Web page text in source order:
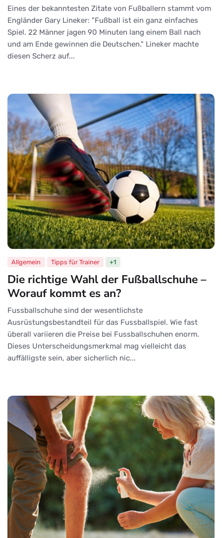
Eines der bekanntesten Zitate von Fußballern stammt vom
Engländer Gary Lineker: "Fußball ist ein ganz einfaches
Spiel. 22 Männer jagen 90 Minuten lang einem Ball nach
und am Ende gewinnen die Deutschen." Lineker machte
diesen Scherz auf...
Die richtige Wahl der Fußballschuhe –
Worauf kommt es an?
Fussballschuhe sind der wesentlichste
Ausrüstungsbestandteil für das Fussballspiel. Wie fast
überall variieren die Preise bei Fussballschuhen enorm.
Dieses Unterscheidungsmerkmal mag vielleicht das
auffälligste sein, aber sicherlich nic...
Allgemein Tipps für Trainer +1